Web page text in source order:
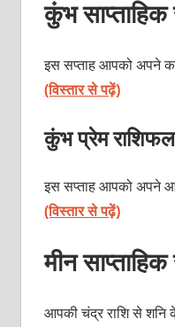
कुंभ
इस सप्ताह आपको अपने
(विस्तार से पढ़ें)
कुंभ प्रेम राशिफल
इस सप्ताह आपको अपने
(विस्तार से पढ़ें)
मीन
आपकी चंद्र राशि से शनि